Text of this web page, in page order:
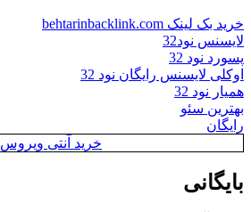
خرید بک لینک behtarinbacklink.com
لایسنس نود32
پسورد نود 32
اوکلی لایسنس رایگان نود 32
همیار نود 32
بهترین سئو
رایگان
خرید آنتی ویروس
بایگانی